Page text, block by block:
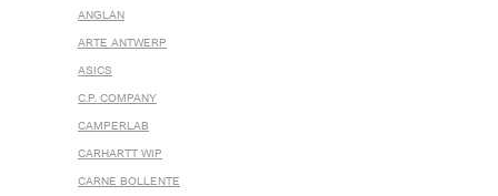
ANGLAN
ARTE ANTWERP
ASICS
C.P. COMPANY
CAMPERLAB
CARHARTT WIP
CARNE BOLLENTE